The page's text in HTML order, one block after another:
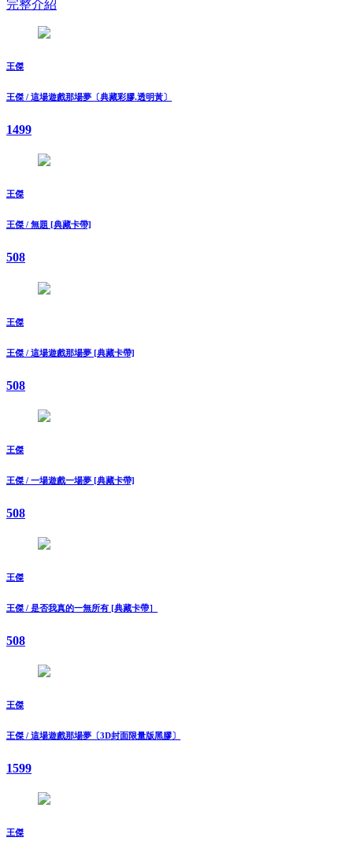
完整介紹
王傑
王傑 / 這場遊戲那場夢〔典藏彩膠.透明黃〕
1499
王傑
王傑 / 無題 [典藏卡帶]
508
王傑
王傑 / 這場遊戲那場夢 [典藏卡帶]
508
王傑
王傑 / 一場遊戲一場夢 [典藏卡帶]
508
王傑
王傑 / 是否我真的一無所有 [典藏卡帶］
508
王傑
王傑 / 這場遊戲那場夢〔3D封面限量版黑膠〕
1599
王傑